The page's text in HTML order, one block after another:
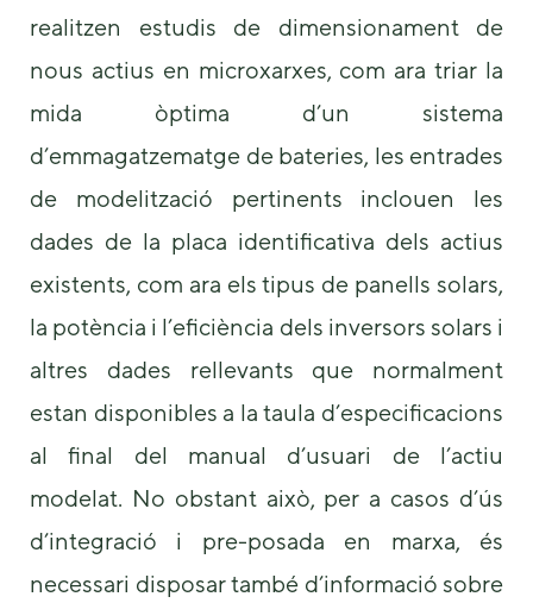
realitzen estudis de dimensionament de
nous actius en microxarxes, com ara triar la
mida òptima d’un sistema
d’emmagatzematge de bateries, les entrades
de modelització pertinents inclouen les
dades de la placa identificativa dels actius
existents, com ara els tipus de panells solars,
la potència i l’eficiència dels inversors solars i
altres dades rellevants que normalment
estan disponibles a la taula d’especificacions
al final del manual d’usuari de l’actiu
modelat. No obstant això, per a casos d’ús
d’integració i pre-posada en marxa, és
necessari disposar també d’informació sobre